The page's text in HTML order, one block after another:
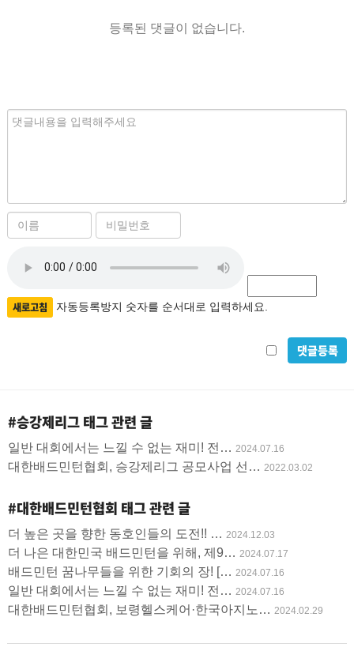
등록된 댓글이 없습니다.
내
름
비
밀
수
등
새로고침 자동등록방지 숫자를 순서대로 입력하세요.
비
용
#승강제리그태그 관련 글
일반 대회에서는 느낄 수 없는 재미! 전… 2024.07.16
대한배드민턴협회, 승강제리그 공모사업 선… 2022.03.02
#대한배드민턴협회 태그 관련 글
더 높은 곳을 향한 동호인들의 도전!! … 2024.12.03
더 나은 대한민국 배드민턴을 위해, 제9… 2024.07.17
배드민턴 꿈나무들을 위한 기회의 장! [… 2024.07.16
일반 대회에서는 느낄 수 없는 재미! 전… 2024.07.16
대한배드민턴협회, 보령헬스케어·한국아지노… 2024.02.29